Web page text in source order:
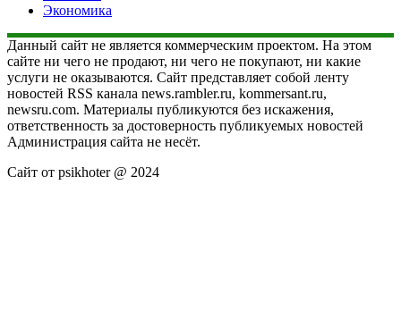
Экономика
Данный сайт не является коммерческим проектом. На этом
сайте ни чего не продают, ни чего не покупают, ни какие
услуги не оказываются. Сайт представляет собой ленту
новостей RSS канала news.rambler.ru, kommersant.ru,
newsru.com. Материалы публикуются без искажения,
ответственность за достоверность публикуемых новостей
Администрация сайта не несёт.
Сайт от psikhoter @ 2024